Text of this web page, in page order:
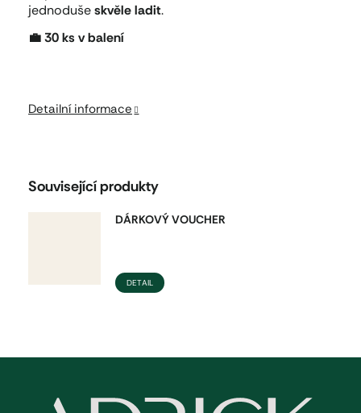
jednodušeskvěle ladit.
💼 30 ks v balení
Detailní informace
Související produkty
DÁRKOVÝ VOUCHER
DETAIL